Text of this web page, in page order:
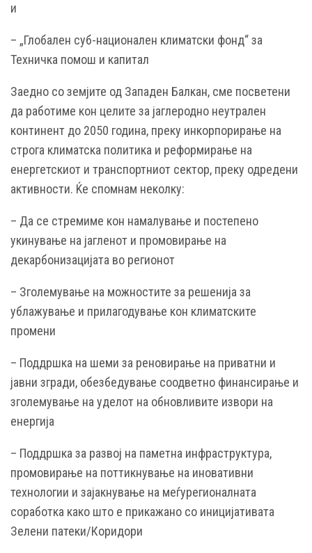
и
– „Глобален суб-национален климатски фонд“ за
Техничка помош и капитал
Заедно со земјите од Западен Балкан, сме посветени
да работиме кон целите за јаглеродно неутрален
континент до 2050 година, преку инкорпорирање на
строга климатска политика и реформирање на
енергетскиот и транспортниот сектор, преку одредени
активности. Ќе спомнам неколку:
– Да се стремиме кон намалување и постепено
укинување на јагленот и промовирање на
декарбонизацијата во регионот
– Зголемување на можностите за решенија за
ублажување и прилагодување кон климатските
промени
– Поддршка на шеми за реновирање на приватни и
јавни згради, обезбедување соодветно финансирање и
зголемување на уделот на обновливите извори на
енергија
– Поддршка за развој на паметна инфраструктура,
промовирање на поттикнување на иновативни
технологии и зајакнување на меѓурегионалната
соработка како што е прикажано со иницијативата
Зелени патеки/Коридори